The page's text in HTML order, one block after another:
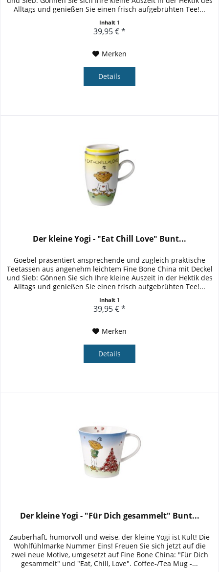
Alltags und genießen Sie einen frisch aufgebrühten Tee!...
Inhalt 1
39,95 € *
Merken
Details
Der kleine Yogi - "Eat Chill Love" Bunt...
Goebel präsentiert ansprechende und zugleich praktische
Teetassen aus angenehm leichtem Fine Bone China mit Deckel
und Sieb: Gönnen Sie sich Ihre kleine Auszeit in der Hektik des
Alltags und genießen Sie einen frisch aufgebrühten Tee!...
Inhalt 1
39,95 € *
Merken
Details
Der kleine Yogi - "Für Dich gesammelt" Bunt...
Zauberhaft, humorvoll und weise, der kleine Yogi ist Kult! Die
Wohlfühlmarke Nummer Eins! Freuen Sie sich jetzt auf die
zwei neue Motive, umgesetzt auf Fine Bone China: "Für Dich
gesammelt" und "Eat, Chill, Love". Coffee-/Tea Mug -...